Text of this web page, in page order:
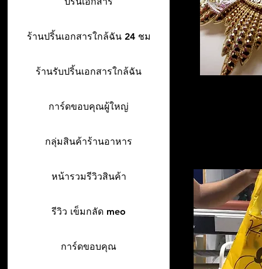
ร้านปริ้นเอกสารใกล้ฉัน 24 ชม
ร้านรับปริ้นเอกสารใกล้ฉัน
การ์ดขอบคุณผู้ใหญ่
กลุ่มสินค้าร้านอาหาร
หน้ารวมรีวิวสินค้า
รีวิว เข็มกลัด meo
การ์ดขอบคุณ